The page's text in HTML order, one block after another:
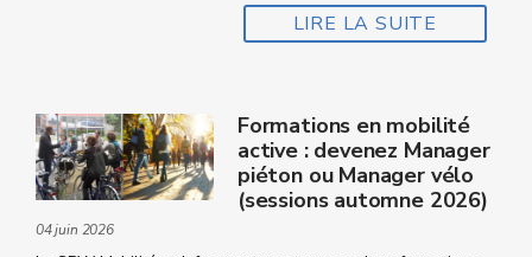
LIRE LA SUITE
Formations en mobilité
active : devenez Manager
piéton ou Manager vélo
(sessions automne 2026)
04 juin 2026